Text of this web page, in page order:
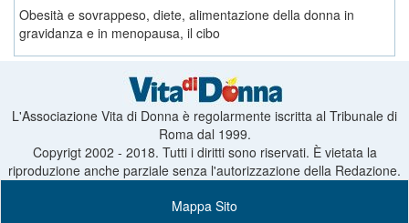
Obesità e sovrappeso, diete, alimentazione della donna in
gravidanza e in menopausa, il cibo
L'Associazione Vita di Donna è regolarmente iscritta al Tribunale di
Roma dal 1999.
Copyrigt 2002 - 2018. Tutti i diritti sono riservati. È vietata la
riproduzione anche parziale senza l'autorizzazione della Redazione.
Mappa Sito